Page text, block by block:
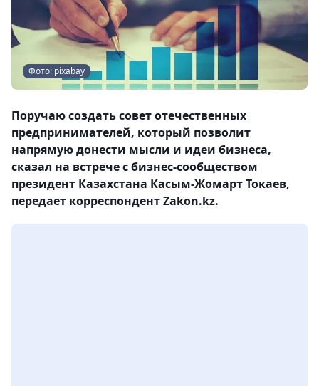
Фото: pixabay
Поручаю создать совет отечественных
предпринимателей, который позволит
напрямую донести мысли и идеи бизнеса,
сказал на встрече с бизнес-сообществом
президент Казахстана Касым-Жомарт Токаев,
передает корреспондент Zakon.kz.